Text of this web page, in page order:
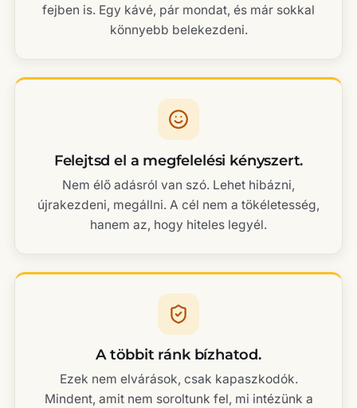
fejben is. Egy kávé, pár mondat, és már sokkal
könnyebb belekezdeni.
Felejtsd el a megfelelési kényszert.
Nem élő adásról van szó. Lehet hibázni,
újrakezdeni, megállni. A cél nem a tökéletesség,
hanem az, hogy hiteles legyél.
A többit ránk bízhatod.
Ezek nem elvárások, csak kapaszkodók.
Mindent, amit nem soroltunk fel, mi intézünk a